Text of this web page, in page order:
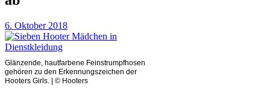
6. Oktober 2018
Glänzende, hautfarbene Feinstrumpfhosen
gehören zu den Erkennungszeichen der
Hooters Girls. | © Hooters